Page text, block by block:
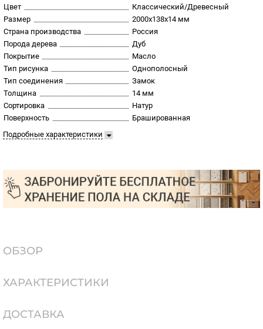
Цвет
Классический/Древесный
Размер
2000х138х14 мм
Страна производства
Россия
Порода дерева
Дуб
Покрытие
Масло
Тип рисунка
Однополосный
Тип соединения
Замок
Толщина
14 мм
Сортировка
Натур
Поверхность
Брашированная
Подробные характеристики
ОБЗОР
ХАРАКТЕРИСТИКИ
ДОСТАВКА